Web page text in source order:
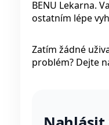
BENU Lekarna.
ostatním lépe
Zatím žádné
problém? Dejte